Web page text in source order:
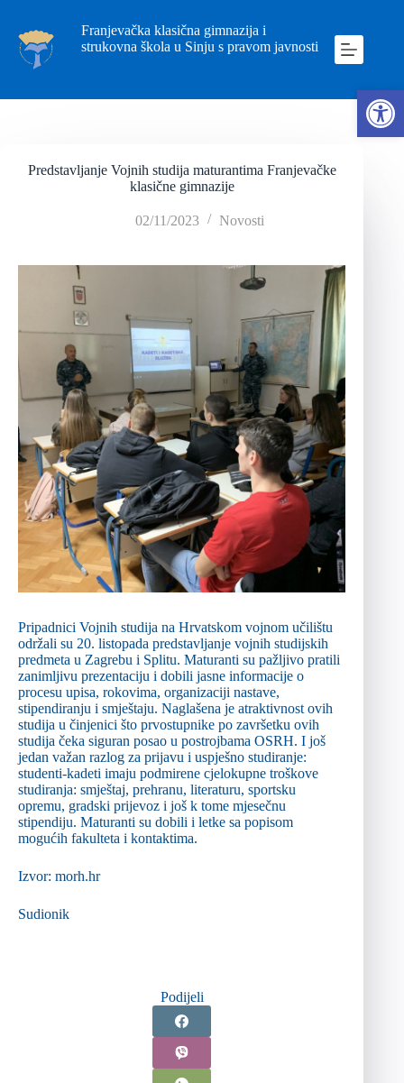
Franjevačka klasična gimnazija i
strukovna škola u Sinju s pravom javnosti
Predstavljanje Vojnih studija maturantima Franjevačke
klasične gimnazije
02/11/2023 Novosti
Pripadnici Vojnih studija na Hrvatskom vojnom učilištu
održali su 20. listopada predstavljanje vojnih studijskih
predmeta u Zagrebu i Splitu. Maturanti su pažljivo pratili
zanimljivu prezentaciju i dobili jasne informacije o
procesu upisa, rokovima, organizaciji nastave,
stipendiranju i smještaju. Naglašena je atraktivnost ovih
studija u činjenici što prvostupnike po završetku ovih
studija čeka siguran posao u postrojbama OSRH. I još
jedan važan razlog za prijavu i uspješno studiranje:
studenti-kadeti imaju podmirene cjelokupne troškove
studiranja: smještaj, prehranu, literaturu, sportsku
opremu, gradski prijevoz i još k tome mjesečnu
stipendiju. Maturanti su dobili i letke sa popisom
mogućih fakulteta i kontaktima.
Izvor: morh.hr
Sudionik
Podijeli